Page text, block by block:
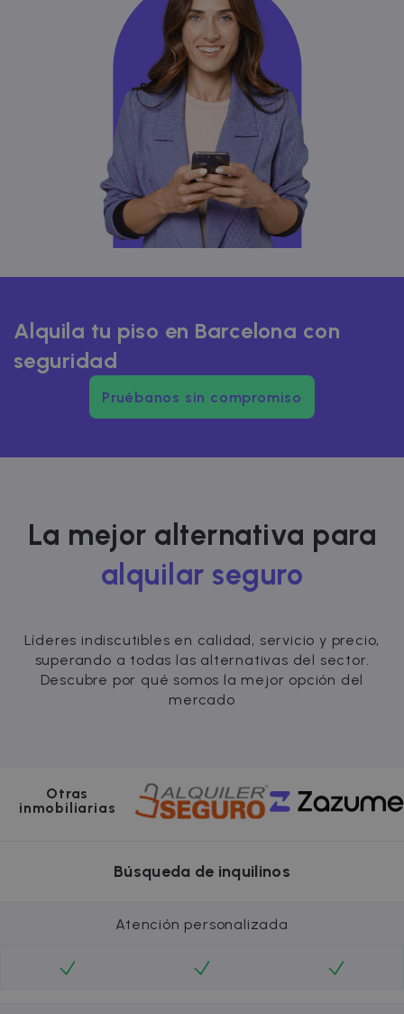
Alquila tu piso en Barcelona con
seguridad
Pruébanos sin compromiso
La mejor alternativa para
alquilar seguro
Líderes indiscutibles en calidad, servicio y precio,
superando a todas las alternativas del sector.
Descubre por qué somos la mejor opción del
mercado
Otras
inmobiliarias
Búsqueda de inquilinos
Atención personalizada